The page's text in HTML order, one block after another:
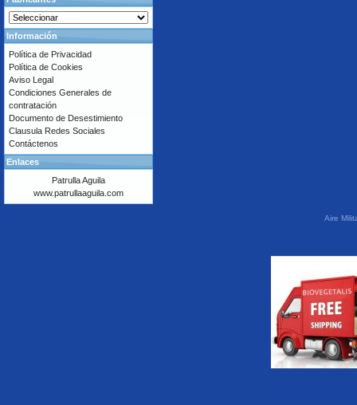
Información
Política de Privacidad
Política de Cookies
Aviso Legal
Condiciones Generales de
contratación
Documento de Desestimiento
Clausula Redes Sociales
Contáctenos
Enlaces
Patrulla Aguila
www.patrullaaguila.com
Aire